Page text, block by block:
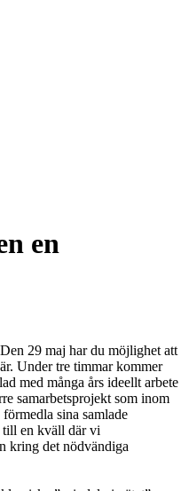
en
29 maj har du möjlighet att
Under tre timmar kommer
med många års ideellt arbete
samarbetsprojekt som inom
sina samlade
till en kväll där vi
kring det nödvändiga